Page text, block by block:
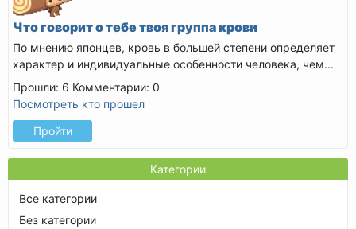
Что говорит о тебе твоя группа крови
По мнению японцев, кровь в большей степени определяет
характер и индивидуальные особенности человека, чем...
Прошли: 6 Комментарии: 0
Посмотреть кто прошел
Пройти
Категории
Все категории
Без категории